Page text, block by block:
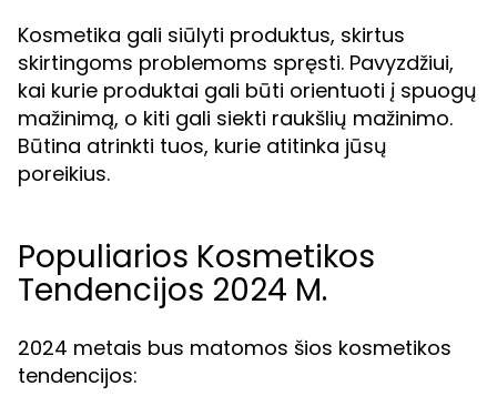
Kosmetika gali siūlyti produktus, skirtus
skirtingoms problemoms spręsti. Pavyzdžiui,
kai kurie produktai gali būti orientuoti į spuogų
mažinimą, o kiti gali siekti raukšlių mažinimo.
Būtina atrinkti tuos, kurie atitinka jūsų
poreikius.
Populiarios Kosmetikos
Tendencijos 2024 M.
2024 metais bus matomos šios kosmetikos
tendencijos: